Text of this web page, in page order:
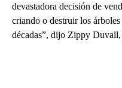
devastadora decisión de
criando o destruir los
décadas”, dijo Zippy